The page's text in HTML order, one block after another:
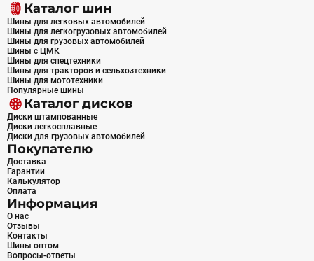
Каталог шин
Шины для легковых автомобилей
Шины для легкогрузовых автомобилей
Шины для грузовых автомобилей
Шины с ЦМК
Шины для спецтехники
Шины для тракторов и сельхозтехники
Шины для мототехники
Популярные шины
Каталог дисков
Диски штампованные
Диски легкосплавные
Диски для грузовых автомобилей
Покупателю
Доставка
Гарантии
Калькулятор
Оплата
Информация
О нас
Отзывы
Контакты
Шины оптом
Вопросы-ответы